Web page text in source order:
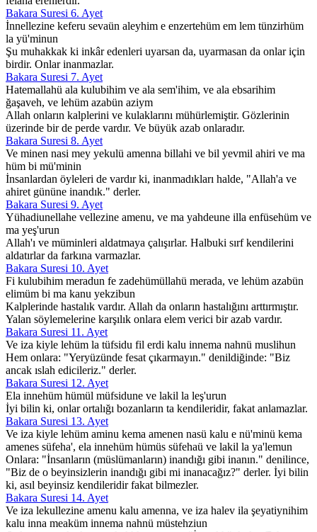
Bakara Suresi 6. Ayet
İnnellezine keferu sevaün aleyhim e enzertehüm em lem tünzirhüm
la yü'minun
Şu muhakkak ki inkâr edenleri uyarsan da, uyarmasan da onlar için
birdir. Onlar inanmazlar.
Bakara Suresi 7. Ayet
Hatemallahü ala kulubihim ve ala sem'ihim, ve ala ebsarihim
ğaşaveh, ve lehüm azabün aziym
Allah onların kalplerini ve kulaklarını mühürlemiştir. Gözlerinin
üzerinde bir de perde vardır. Ve büyük azab onlaradır.
Bakara Suresi 8. Ayet
Ve minen nasi mey yekulü amenna billahi ve bil yevmil ahiri ve ma
hüm bi mü'minin
İnsanlardan öyleleri de vardır ki, inanmadıkları halde, "Allah'a ve
ahiret gününe inandık." derler.
Bakara Suresi 9. Ayet
Yühadiunellahe vellezine amenu, ve ma yahdeune illa enfüsehüm ve
ma yeş'urun
Allah'ı ve müminleri aldatmaya çalışırlar. Halbuki sırf kendilerini
aldatırlar da farkına varmazlar.
Bakara Suresi 10. Ayet
Fi kulubihim meradun fe zadehümüllahü merada, ve lehüm azabün
elimüm bi ma kanu yekzibun
Kalplerinde hastalık vardır. Allah da onların hastalığını arttırmıştır.
Yalan söylemelerine karşılık onlara elem verici bir azab vardır.
Bakara Suresi 11. Ayet
Ve iza kiyle lehüm la tüfsidu fil erdi kalu innema nahnü muslihun
Hem onlara: "Yeryüzünde fesat çıkarmayın." denildiğinde: "Biz
ancak ıslah edicileriz." derler.
Bakara Suresi 12. Ayet
Ela innehüm hümül müfsidune ve lakil la leş'urun
İyi bilin ki, onlar ortalığı bozanların ta kendileridir, fakat anlamazlar.
Bakara Suresi 13. Ayet
Ve iza kiyle lehüm aminu kema amenen nasü kalu e nü'minü kema
amenes süfeha', ela innehüm hümüs süfehaü ve lakil la ya'lemun
Onlara: "İnsanların (müslümanların) inandığı gibi inanın." denilince,
"Biz de o beyinsizlerin inandığı gibi mi inanacağız?" derler. İyi bilin
ki, asıl beyinsiz kendileridir fakat bilmezler.
Bakara Suresi 14. Ayet
Ve iza lekullezine amenu kalu amenna, ve iza halev ila şeyatiynihim
kalu inna meaküm innema nahnü müstehziun